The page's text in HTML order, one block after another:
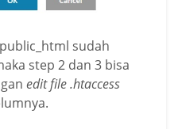
sudah
step 2 dan 3 bisa
edit file .htaccess